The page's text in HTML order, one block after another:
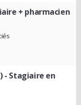
+ pharmacien
- Stagiaire en